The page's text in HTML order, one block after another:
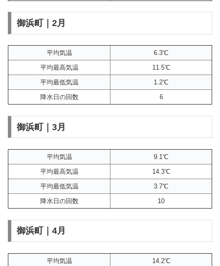
御浜町｜2月
平均気温
6.3℃
平均最高気温
11.5℃
平均最低気温
1.2℃
降水日の回数
6
御浜町｜3月
平均気温
9.1℃
平均最高気温
14.3℃
平均最低気温
3.7℃
降水日の回数
10
御浜町｜4月
平均気温 14.2℃